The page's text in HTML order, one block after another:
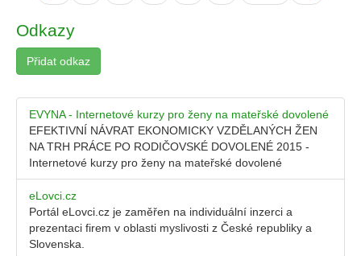
Odkazy
Přidat odkaz
EVYNA - Internetové kurzy pro ženy na mateřské dovolené
EFEKTIVNÍ NÁVRAT EKONOMICKY VZDĚLANÝCH ŽEN
NA TRH PRÁCE PO RODIČOVSKÉ DOVOLENÉ 2015 -
Internetové kurzy pro ženy na mateřské dovolené
eLovci.cz
Portál eLovci.cz je zaměřen na individuální inzerci a
prezentaci firem v oblasti myslivosti z České republiky a
Slovenska.